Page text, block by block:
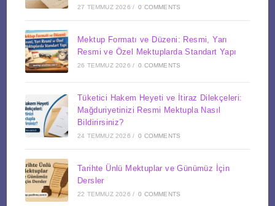
27 TEMMUZ 2026 / 0 COMMENTS
Mektup Formatı ve Düzeni: Resmi, Yarı
Resmi ve Özel Mektuplarda Standart Yapı
26 TEMMUZ 2026 / 0 COMMENTS
Tüketici Hakem Heyeti ve İtiraz Dilekçeleri:
Mağduriyetinizi Resmi Mektupla Nasıl
Bildirirsiniz?
24 TEMMUZ 2026 / 0 COMMENTS
Tarihte Ünlü Mektuplar ve Günümüz İçin
Dersler
22 TEMMUZ 2026 / 0 COMMENTS